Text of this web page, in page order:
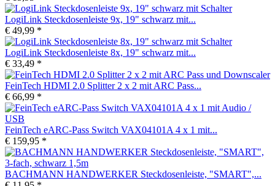
LogiLink Steckdosenleiste 9x, 19" schwarz mit...
€ 49,99 *
LogiLink Steckdosenleiste 8x, 19" schwarz mit...
€ 33,49 *
FeinTech HDMI 2.0 Splitter 2 x 2 mit ARC Pass...
€ 66,99 *
FeinTech eARC-Pass Switch VAX04101A 4 x 1 mit...
€ 159,95 *
BACHMANN HANDWERKER Steckdosenleiste, "SMART",...